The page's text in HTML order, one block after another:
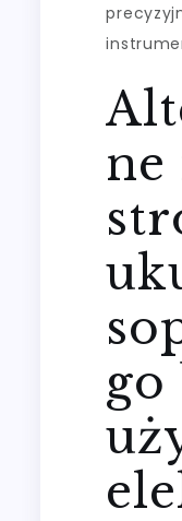
ne
go